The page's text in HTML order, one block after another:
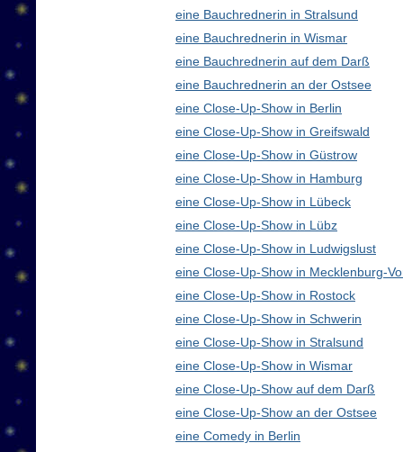
eine Bauchrednerin in Stralsund
eine Bauchrednerin in Wismar
eine Bauchrednerin auf dem Darß
eine Bauchrednerin an der Ostsee
eine Close-Up-Show in Berlin
eine Close-Up-Show in Greifswald
eine Close-Up-Show in Güstrow
eine Close-Up-Show in Hamburg
eine Close-Up-Show in Lübeck
eine Close-Up-Show in Lübz
eine Close-Up-Show in Ludwigslust
eine Close-Up-Show in Mecklenburg-
eine Close-Up-Show in Rostock
eine Close-Up-Show in Schwerin
eine Close-Up-Show in Stralsund
eine Close-Up-Show in Wismar
eine Close-Up-Show auf dem Darß
eine Close-Up-Show an der Ostsee
eine Comedy in Berlin